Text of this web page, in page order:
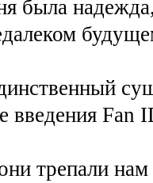
была
введения Fan
трепали